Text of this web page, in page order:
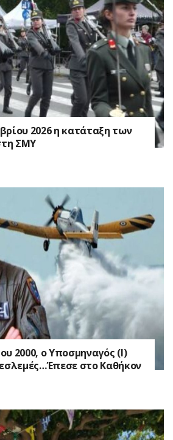
2026 η κατάταξη των
ΣΜΥ
2000, ο Υποσμηναγός (Ι)
στο Καθήκον